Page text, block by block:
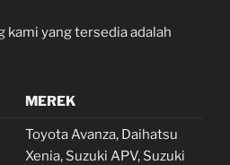
kami yang tersedia adalah
MEREK
Toyota Avanza, Daihatsu
Xenia, Suzuki APV, Suzuki